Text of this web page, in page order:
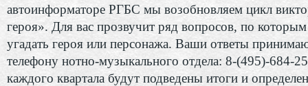
автоинформаторе РГБС мы возобновляем цикл
героя». Для вас прозвучит ряд вопросов, по
угадать героя или персонажа. Ваши ответы
телефону нотно-музыкального отдела: 8-(495)-684-
каждого квартала будут подведены итоги и определен